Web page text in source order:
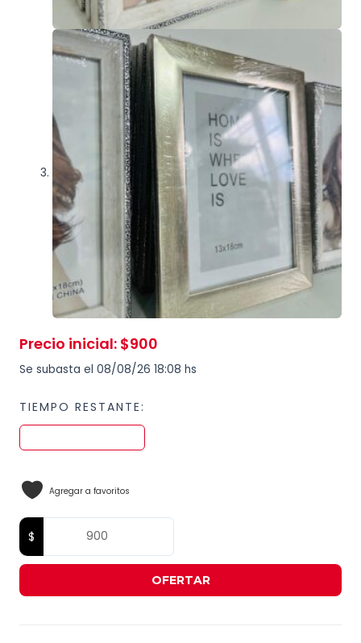
Precio inicial: $900
Se subasta el 08/08/26 18:08 hs
TIEMPO RESTANTE:
Agregar a favoritos
OFERTAR